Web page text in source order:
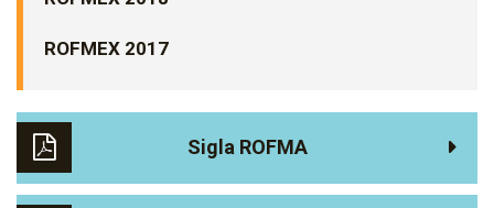
ROFMEX 2017
Sigla ROFMA